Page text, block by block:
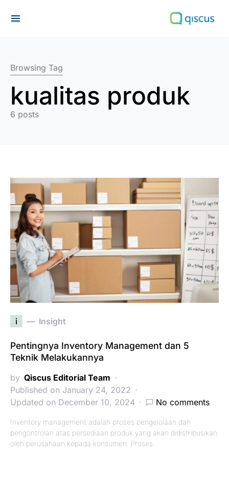
Browsing Tag
kualitas produk
6 posts
i Insight
Pentingnya Inventory Management dan 5
Teknik Melakukannya
by Qiscus Editorial Team
Published on January 24, 2022
Updated on December 10, 2024
No comments
Inventory management adalah proses pengelolaan dan
pengontrolan atas persediaan produk yang akan didistribusikan
oleh perusahaan kepada konsumen. Proses…